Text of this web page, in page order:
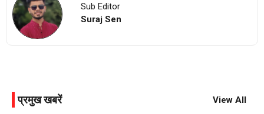
Sub Editor
Suraj Sen
प्रमुख खबरें View All